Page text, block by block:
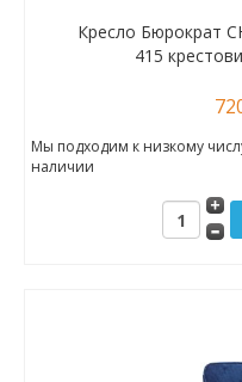
Кресло Бюрократ
415
Мы подходим к низкому
наличии